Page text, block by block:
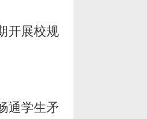
开展校规
通学生矛